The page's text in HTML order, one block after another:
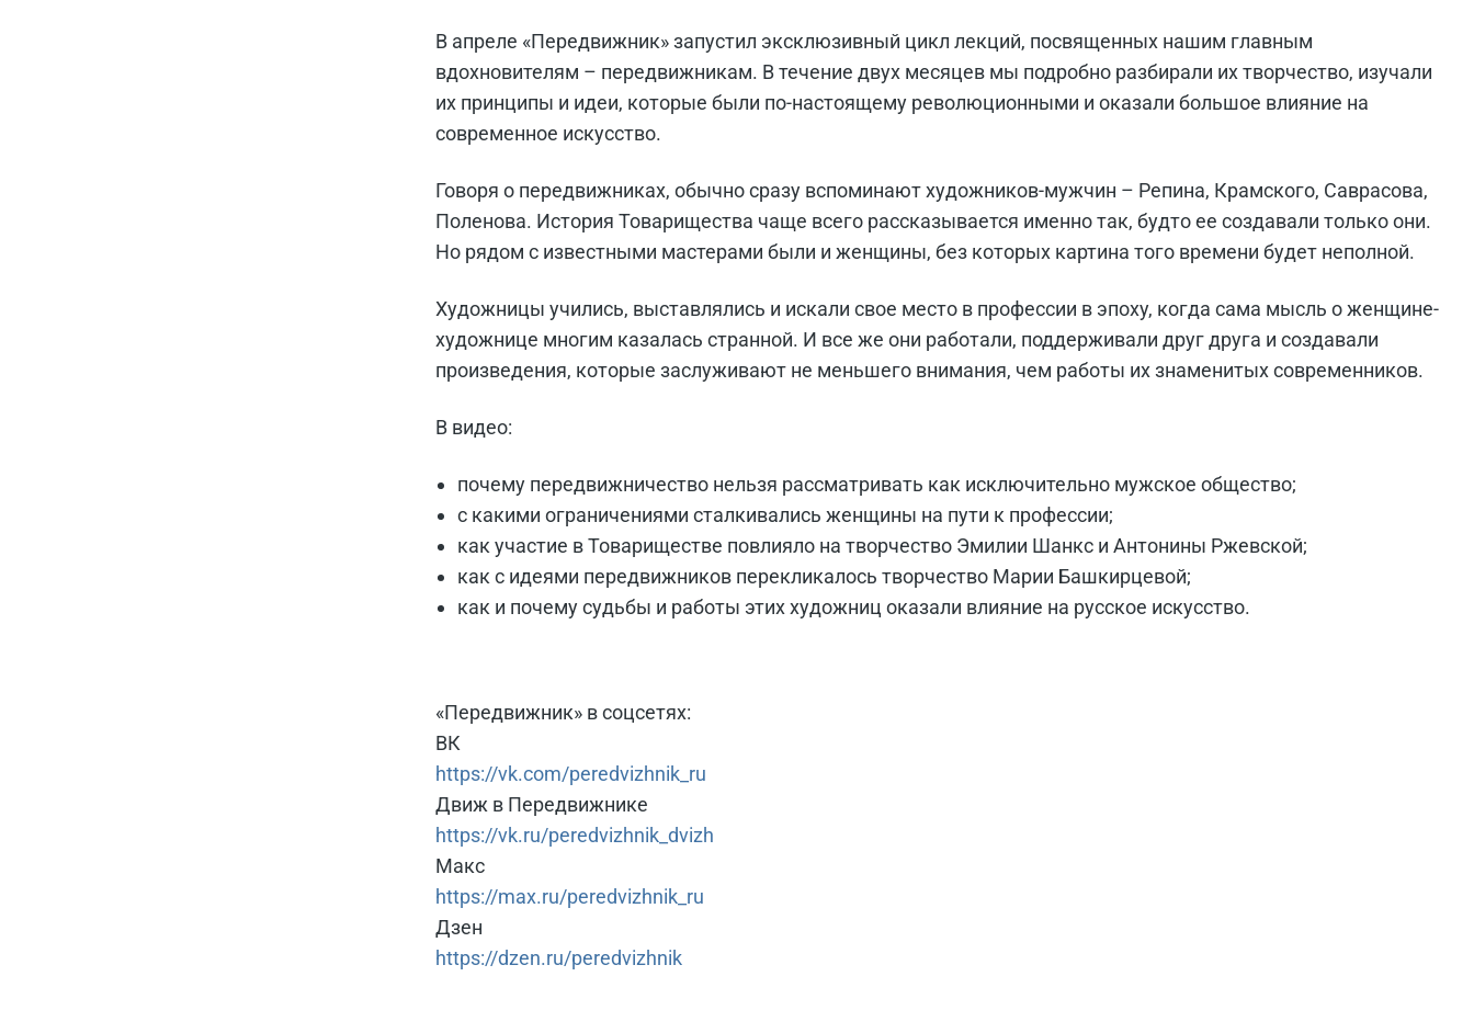
В апреле «Передвижник» запустил эксклюзивный цикл лекций, посвященных нашим главным
вдохновителям – передвижникам. В течение двух месяцев мы подробно разбирали их творчество, изучали
их принципы и идеи, которые были по-настоящему революционными и оказали большое влияние на
современное искусство.
Говоря о передвижниках, обычно сразу вспоминают художников-мужчин – Репина, Крамского, Саврасова,
Поленова. История Товарищества чаще всего рассказывается именно так, будто ее создавали только они.
Но рядом с известными мастерами были и женщины, без которых картина того времени будет неполной.
Художницы учились, выставлялись и искали свое место в профессии в эпоху, когда сама мысль о женщине-
художнице многим казалась странной. И все же они работали, поддерживали друг друга и создавали
произведения, которые заслуживают не меньшего внимания, чем работы их знаменитых современников.
В видео:
почему передвижничество нельзя рассматривать как исключительно мужское общество;
с какими ограничениями сталкивались женщины на пути к профессии;
как участие в Товариществе повлияло на творчество Эмилии Шанкс и Антонины Ржевской;
как с идеями передвижников перекликалось творчество Марии Башкирцевой;
как и почему судьбы и работы этих художниц оказали влияние на русское искусство.
«Передвижник» в соцсетях:
ВК
https://vk.com/peredvizhnik_ru
Движ в Передвижнике
https://vk.ru/peredvizhnik_dvizh
Макс
https://max.ru/peredvizhnik_ru
Дзен
https://dzen.ru/peredvizhnik